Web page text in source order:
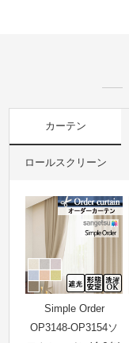
カーテン
ロールスクリーン
Simple Order
OP3148-OP3154ソ